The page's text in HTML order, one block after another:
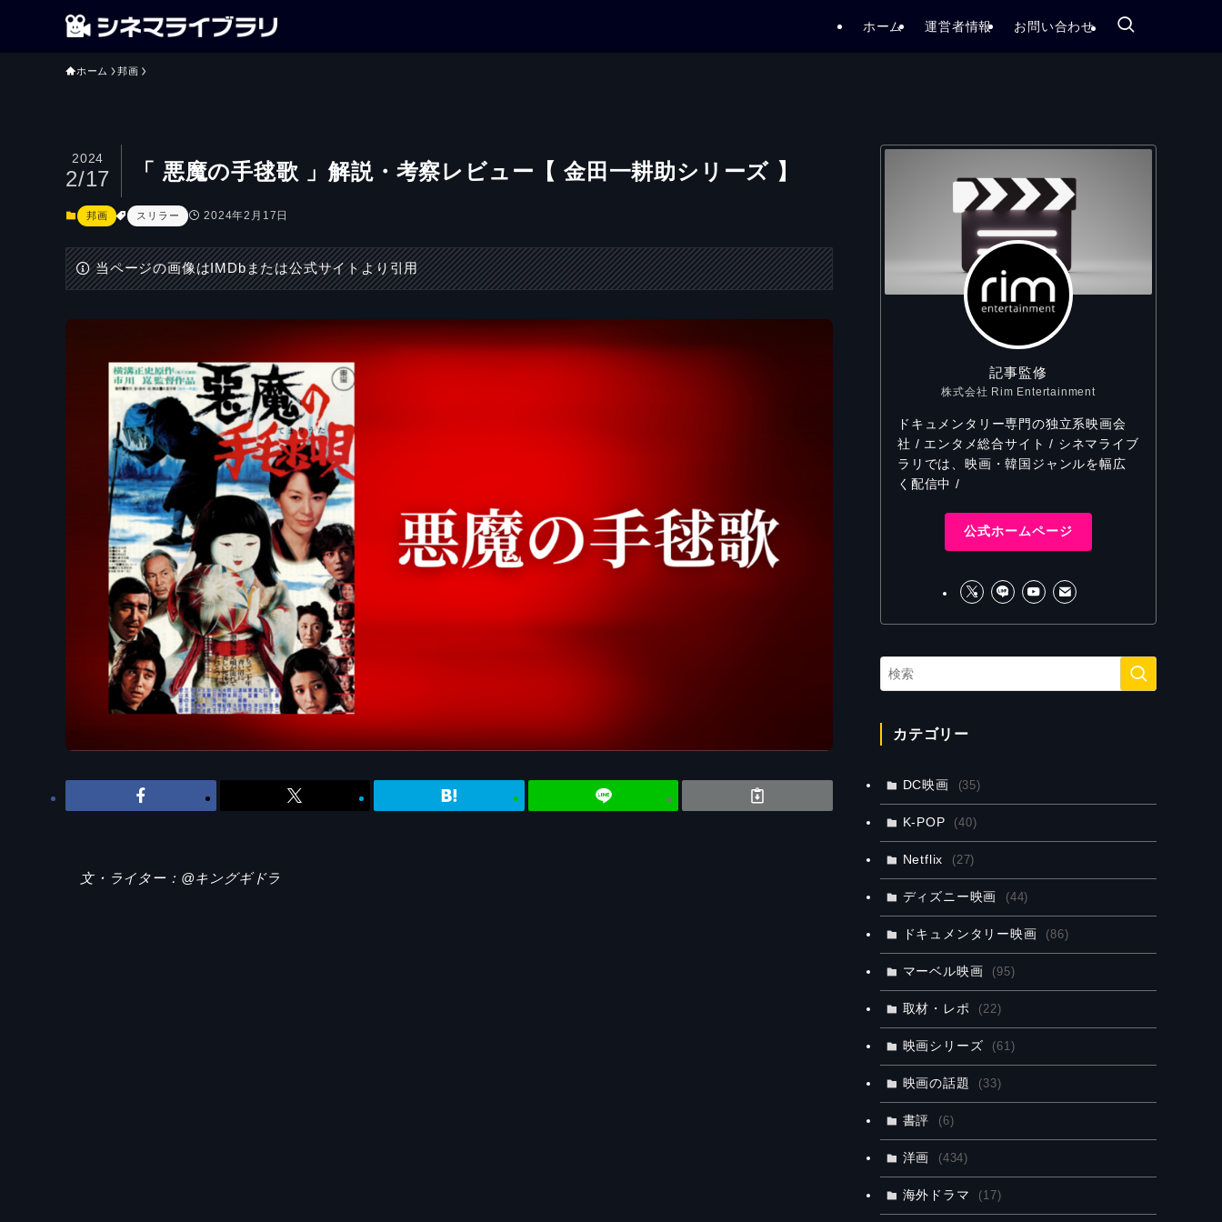
ホーム 運営者情報 お問い合わせ
ホーム 邦画
「 悪魔の手毬歌 」解説・考察レビュー【 金田一耕助シリーズ 】
2024
2/17
邦画 スリラー 2024年2月17日
当ページの画像はIMDbまたは公式サイトより引用
文・ライター：@キングギドラ
記事監修
株式会社 Rim Entertainment
ドキュメンタリー専門の独立系映画会
社 / エンタメ総合サイト / シネマライブ
ラリでは、映画・韓国ジャンルを幅広
く配信中 /
公式ホームページ
カテゴリー
DC映画 (35)
K-POP (40)
Netflix (27)
ディズニー映画 (44)
ドキュメンタリー映画 (86)
マーベル映画 (95)
取材・レポ (22)
映画シリーズ (61)
映画の話題 (33)
書評 (6)
洋画 (434)
海外ドラマ (17)